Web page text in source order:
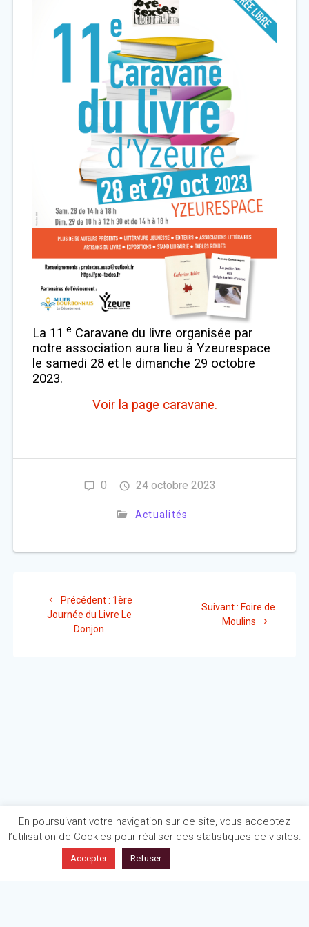
La 11 e Caravane du livre organisée par
notre association aura lieu à Yzeurespace
le samedi 28 et le dimanche 29 octobre
2023.
Voir la page caravane.
0 24 octobre 2023
Actualités
Précédent : Article
précédent
1ère
Journée du Livre Le
Donjon
Suivant : Article
suivant
Foire de
Moulins
En poursuivant votre navigation sur ce site, vous acceptez
l’utilisation de Cookies pour réaliser des statistiques de visites.
Accepter Refuser